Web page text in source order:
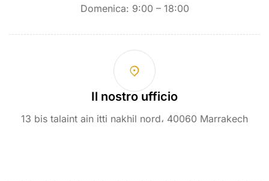
Domenica: 9:00 – 18:00
Il nostro ufficio
13 bis talaint ain itti nakhil nord، 40060 Marrakech